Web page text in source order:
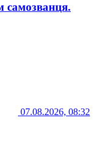
самозванця.
07.08.2026, 08:32